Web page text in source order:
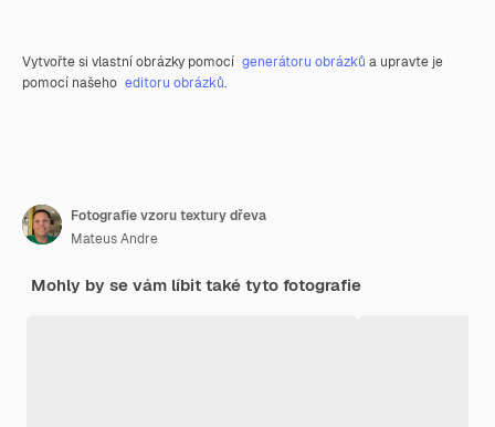
Vytvořte si vlastní obrázky pomocí generátoru obrázků a upravte je
pomocí našeho editoru obrázků.
Fotografie vzoru textury dřeva
Mateus Andre
Mohly by se vám líbit také tyto fotografie